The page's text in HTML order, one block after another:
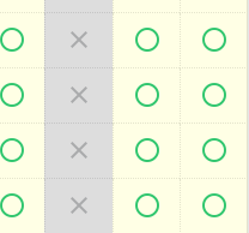
   
   
   
   